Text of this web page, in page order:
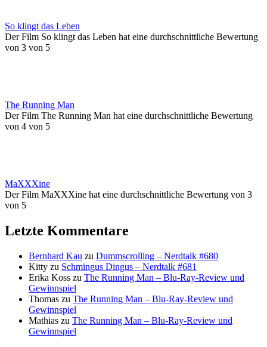
So klingt das Leben
Der Film So klingt das Leben hat eine durchschnittliche Bewertung
von 3 von 5
The Running Man
Der Film The Running Man hat eine durchschnittliche Bewertung
von 4 von 5
MaXXXine
Der Film MaXXXine hat eine durchschnittliche Bewertung von 3
von 5
Letzte Kommentare
Bernhard Kau zu Dummscrolling – Nerdtalk #680
Kitty zu Schmingus Dingus – Nerdtalk #681
Erika Koss zu The Running Man – Blu-Ray-Review und
Gewinnspiel
Thomas zu The Running Man – Blu-Ray-Review und
Gewinnspiel
Mathias zu The Running Man – Blu-Ray-Review und
Gewinnspiel